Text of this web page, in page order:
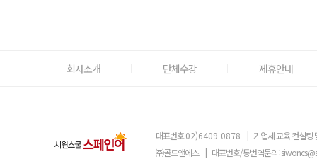
회사소개 단체수강 제휴안내
대표번호02)6409-0878 | 기업체 교육 컨설팅
㈜골드앤에스 | 대표번호/통번역문의: